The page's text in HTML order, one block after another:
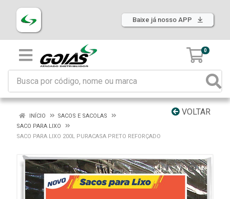
Baixe já nosso APP
0
VOLTAR
INÍCIO
SACOS E SACOLAS
SACO PARA LIXO
SACO PARA LIXO 200L PURACASA PRETO REFORÇADO